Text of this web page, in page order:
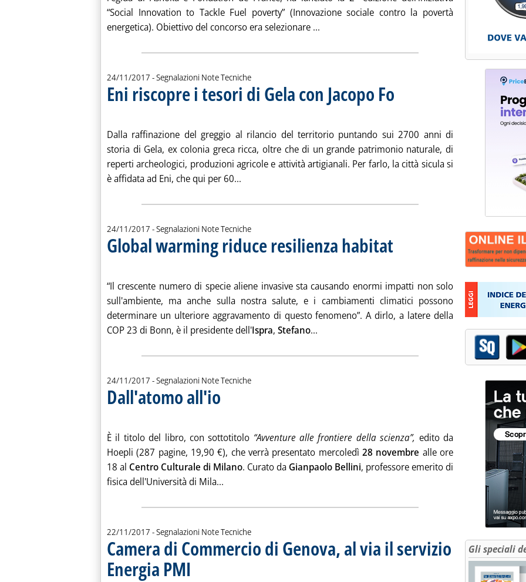
“Social Innovation to Tackle Fuel poverty” (Innovazione sociale contro la povertà
energetica). Obiettivo del concorso era selezionare ...
24/11/2017 - Segnalazioni Note Tecniche
Eni riscopre i tesori di Gela con Jacopo Fo
. Pubblicata venerdì 24 novembre 2017 alle 10.20.
Dalla raffinazione del greggio al rilancio del territorio puntando sui 2700 anni di
storia di Gela, ex colonia greca ricca, oltre che di un grande patrimonio naturale, di
reperti archeologici, produzioni agricole e attività artigianali. Per farlo, la città sicula si
è affidata ad Eni, che qui per 60... Leggi tutta la notizia: 'Eni riscopre i tesori di Gela con Jacopo Fo . . '
24/11/2017 - Segnalazioni Note Tecniche
Global warming riduce resilienza habitat
. Pubblicata venerdì 24 novembre 2017 alle 10.19.
“Il crescente numero di specie aliene invasive sta causando enormi impatti non solo
sull'ambiente, ma anche sulla nostra salute, e i cambiamenti climatici possono
determinare un ulteriore aggravamento di questo fenomeno”. A dirlo, a latere della
COP 23 di Bonn, è il presidente dell'Ispra, Stefano... Leggi tutta la notizia: 'Global warming riduce
24/11/2017 - Segnalazioni Note Tecniche
Dall'atomo all'io
. Pubblicata venerdì 24 novembre 2017 alle 10.19.
È il titolo del libro, con sottotitolo “Avventure alle frontiere della scienza”, edito da
Hoepli (287 pagine, 19,90 €), che verrà presentato mercoledì 28 novembre alle ore
18 al Centro Culturale di Milano. Curato da Gianpaolo Bellini, professore emerito di
fisica dell'Università di Mila...
22/11/2017 - Segnalazioni Note Tecniche
Camera di Commercio di Genova, al via il servizio
Energia PMI . Sottotitolo: In vista dell'eliminazione del servizio di maggior tutela dal 1° luglio 2019. Presentato anche Rapporto
Gli speciali